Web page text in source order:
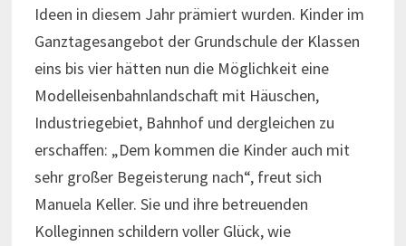
Ideen in diesem Jahr prämiert wurden. Kinder im
Ganztagesangebot der Grundschule der Klassen
eins bis vier hätten nun die Möglichkeit eine
Modelleisenbahnlandschaft mit Häuschen,
Industriegebiet, Bahnhof und dergleichen zu
erschaffen: „Dem kommen die Kinder auch mit
sehr großer Begeisterung nach“, freut sich
Manuela Keller. Sie und ihre betreuenden
Kolleginnen schildern voller Glück, wie